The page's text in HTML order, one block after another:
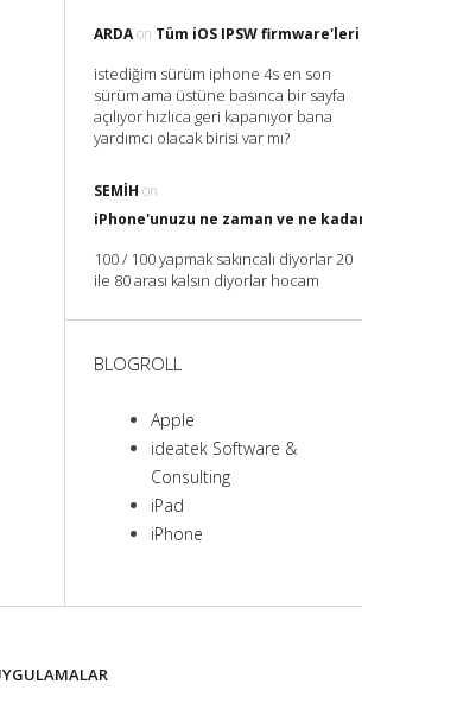
ARDAon Tüm iOS IPSW firmware'leri
istediğim sürüm iphone 4s en son
sürüm ama üstüne basınca bir sayfa
açılıyor hızlıca geri kapanıyor bana
yardımcı olacak birisi var mı?
SEMIH on
iPhone'unuzu ne zaman ve ne kadar Şarj
100 / 100 yapmak sakıncalı diyorlar 20
ile 80 arası kalsın diyorlar hocam
BLOGROLL
Apple
ideatek Software &
Consulting
iPad
iPhone